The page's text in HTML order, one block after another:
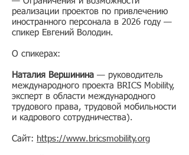
реализации проектов по привлечению
иностранного персонала в 2026 году —
спикер Евгений Володин.
О спикерах:
Наталия Вершинина — руководитель
международного проекта BRICS Mobility,
эксперт в области международного
трудового права, трудовой мобильности
и кадрового сотрудничества).
Сайт: https://www.bricsmobility.org